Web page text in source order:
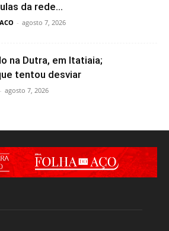
da rede...
- agosto 7, 2026
na Dutra, em Itatiaia;
tentou desviar
- agosto 7, 2026